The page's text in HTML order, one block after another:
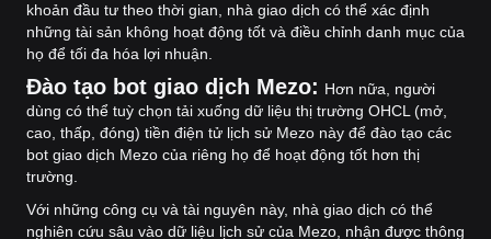
khoản đầu tư theo thời gian, nhà giao dịch có thể xác định
những tài sản không hoạt động tốt và điều chỉnh danh mục của
họ để tối đa hóa lợi nhuận.
Đào tạo bot giao dịch Mezo: Hơn nữa, người
dùng có thể tuỳ chọn tải xuống dữ liệu thị trường OHCL (mở,
cao, thấp, đóng) tiền điện tử lịch sử Mezo này để đào tạo các
bot giao dịch Mezo của riêng họ để hoạt động tốt hơn thị
trường.
Với những công cụ và tài nguyên này, nhà giao dịch có thể
nghiên cứu sâu vào dữ liệu lịch sử của Mezo, nhận được thông